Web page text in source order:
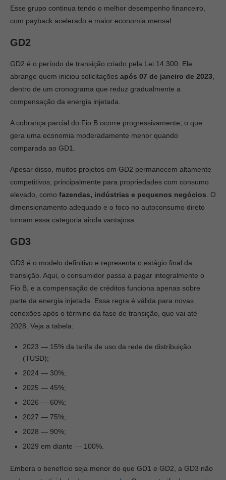
Esse grupo continua tendo o melhor desempenho financeiro,
com payback acelerado e maior economia mensal.
GD2
GD2 é o período de transição criado pela Lei 14.300. Ele
abrange quem iniciou solicitações após 07 de janeiro de 2023
dentro de um cronograma que reduz gradualmente a
compensação da energia injetada.
A cobrança parcial do Fio B ocorre progressivamente, o que
gera uma economia moderadamente menor quando
comparada ao GD1.
Apesar disso, muitos projetos em GD2 permanecem altamente
competitivos, principalmente para propriedades com consumo
elevado, como fazendas, indústrias e pequenos negócios . O
dimensionamento adequado e o foco no autoconsumo direto
tornam essa categoria ainda vantajosa.
GD3
GD3 é o modelo definitivo e representa o estágio final da
transição. Aqui, o consumidor passa a pagar integralmente o
Fio B, e a compensação de créditos funciona apenas sobre
parte da energia injetada. Essa regra é válida para novas
conexões após o término da fase de transição, que vai até
2028. Veja a tabela:
2023 — 15% da tarifa de uso da rede de distribuição
(TUSD);
2024 — 30%;
2025 — 45%;
2026 — 60%;
2027 — 75%;
2028 — 90%;
2029 em diante — 100%.
Embora o benefício seja menor do que GD1 e GD2, a GD3 não